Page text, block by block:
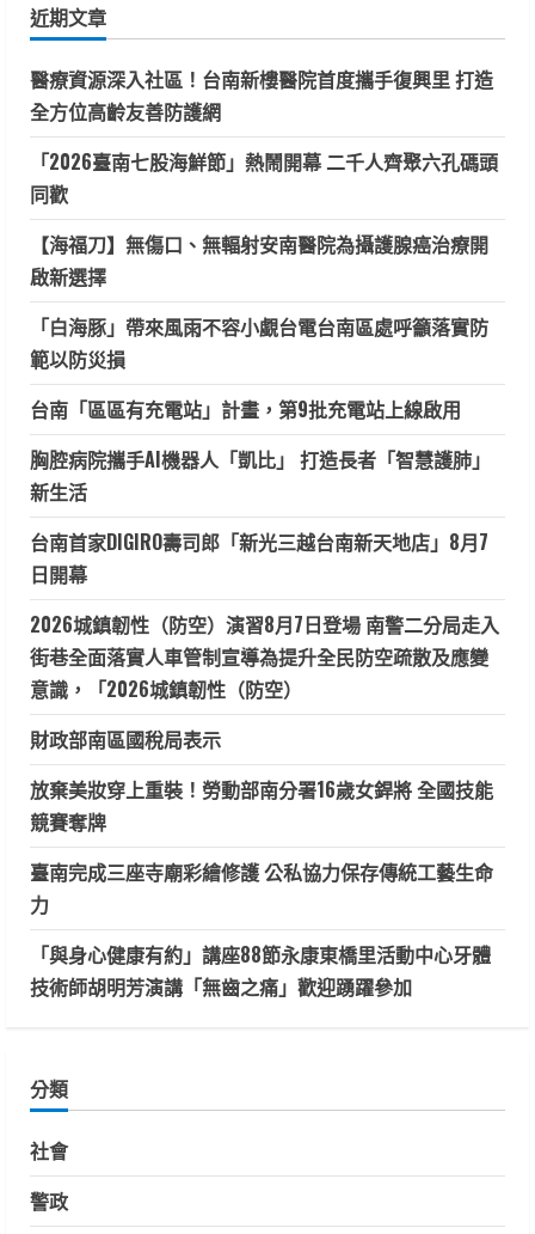
字:
近期文章
醫療資源深入社區！台南新樓醫院首度攜手復興里 打造
全方位高齡友善防護網
「2026臺南七股海鮮節」熱鬧開幕 二千人齊聚六孔碼頭
同歡
【海福刀】無傷口、無輻射安南醫院為攝護腺癌治療開
啟新選擇
「白海豚」帶來風雨不容小覷台電台南區處呼籲落實防
範以防災損
台南「區區有充電站」計畫，第9批充電站上線啟用
胸腔病院攜手AI機器人「凱比」 打造長者「智慧護肺」
新生活
台南首家DIGIRO壽司郎「新光三越台南新天地店」8月7
日開幕
2026城鎮韌性（防空）演習8月7日登場 南警二分局走入
街巷全面落實人車管制宣導為提升全民防空疏散及應變
意識，「2026城鎮韌性（防空）
財政部南區國稅局表示
放棄美妝穿上重裝！勞動部南分署16歲女銲將 全國技能
競賽奪牌
臺南完成三座寺廟彩繪修護 公私協力保存傳統工藝生命
力
「與身心健康有約」講座88節永康東橋里活動中心牙體
技術師胡明芳演講「無齒之痛」歡迎踴躍參加
分類
社會
警政